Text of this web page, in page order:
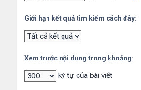
Giới hạn kết quả tìm kiếm cách đây:
Xem trước nội dung trong khoảng:
ký tự của bài viết